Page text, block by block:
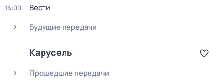
16:00
Вести
Будущие передачи
Карусель
Прошедшие передачи